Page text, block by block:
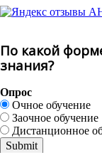
По какой
знания?
Опрос
Очное обучение
Заочное обучение
Дистанционное